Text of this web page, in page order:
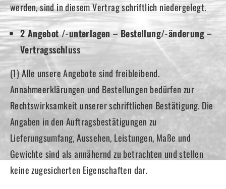
werden, sind in diesem Vertrag schriftlich niedergelegt.
2 Angebot /-unterlagen – Bestellung/-änderung –
Vertragsschluss
(1) Alle unsere Angebote sind freibleibend.
Annahmeerklärungen und Bestellungen bedürfen zur
Rechtswirksamkeit unserer schriftlichen Bestätigung. Die
Angaben in den Auftragsbestätigungen zu
Lieferungsumfang, Aussehen, Leistungen, Maße und
Gewichte sind als annähernd zu betrachten und stellen
keine zugesicherten Eigenschaften dar.